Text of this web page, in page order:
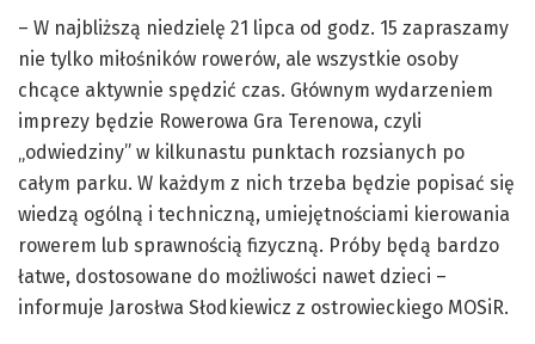
– W najbliższą niedzielę 21 lipca od godz. 15 zapraszamy
nie tylko miłośników rowerów, ale wszystkie osoby
chcące aktywnie spędzić czas. Głównym wydarzeniem
imprezy będzie Rowerowa Gra Terenowa, czyli
„odwiedziny” w kilkunastu punktach rozsianych po
całym parku. W każdym z nich trzeba będzie popisać się
wiedzą ogólną i techniczną, umiejętnościami kierowania
rowerem lub sprawnością fizyczną. Próby będą bardzo
łatwe, dostosowane do możliwości nawet dzieci –
informuje Jarosłwa Słodkiewicz z ostrowieckiego MOSiR.